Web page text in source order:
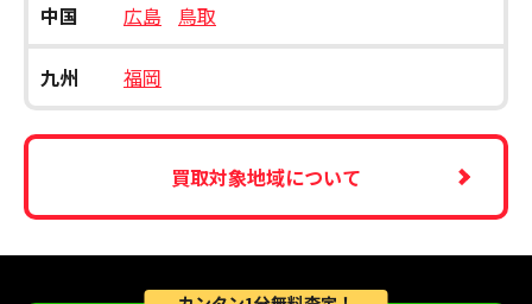
中国 広島 鳥取
九州 福岡
買取対象地域について